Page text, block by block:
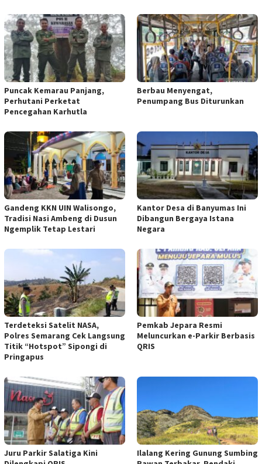
Puncak Kemarau Panjang,
Perhutani Perketat
Pencegahan Karhutla
Berbau Menyengat,
Penumpang Bus Diturunkan
Gandeng KKN UIN Walisongo,
Tradisi Nasi Ambeng di Dusun
Ngemplik Tetap Lestari
Kantor Desa di Banyumas Ini
Dibangun Bergaya Istana
Negara
Terdeteksi Satelit NASA,
Polres Semarang Cek Langsung
Titik “Hotspot” Sipongi di
Pringapus
Pemkab Jepara Resmi
Meluncurkan e-Parkir Berbasis
QRIS
Juru Parkir Salatiga Kini
Ilalang Kering Gunung Sumbing